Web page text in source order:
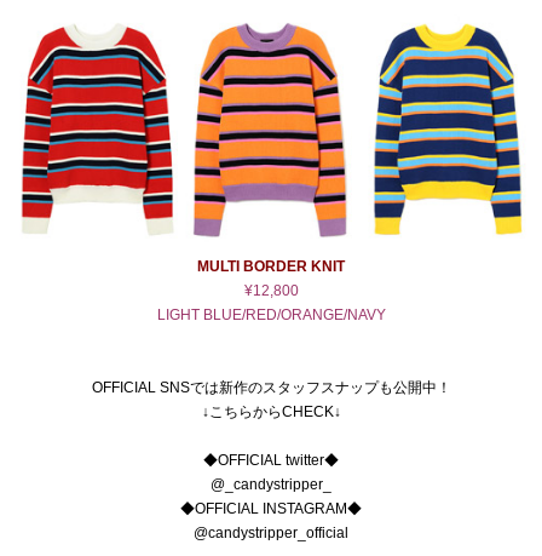
MULTI BORDER KNIT
¥12,800
LIGHT BLUE/RED/ORANGE/NAVY
OFFICIAL SNSでは新作のスタッフスナップも公開中！
↓こちらからCHECK↓
◆OFFICIAL twitter◆
@_candystripper_
◆OFFICIAL INSTAGRAM◆
@candystripper_official